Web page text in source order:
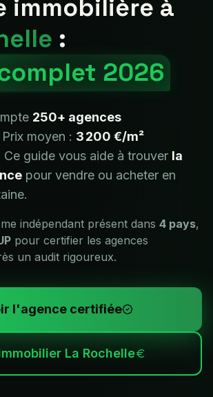
immobilière à
:
2026
250+ agences
Prix moyen : 3 200 €/m²
guide vous aide à trouver la
pour vendre ou acheter en
.
indépendant présent dans 4 pays,
pour certifier les agences
un audit rigoureux.
l'agence certifiée
La Rochelle